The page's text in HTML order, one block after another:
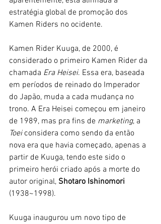
estratégia global de promoção dos
Kamen Riders no ocidente.
Kamen Rider Kuuga, de 2000, é
considerado o primeiro Kamen Rider da
chamada Era Heisei. Essa era, baseada
em períodos de reinado do Imperador
do Japão, muda a cada mudança no
trono. A Era Heisei começou em janeiro
de 1989, mas pra fins de marketing, a
Toei considera como sendo da então
nova era que havia começado, apenas a
partir de Kuuga, tendo este sido o
primeiro herói criado após a morte do
autor original, Shotaro Ishinomori
(1938~1998).
Kuuga inaugurou um novo tipo de